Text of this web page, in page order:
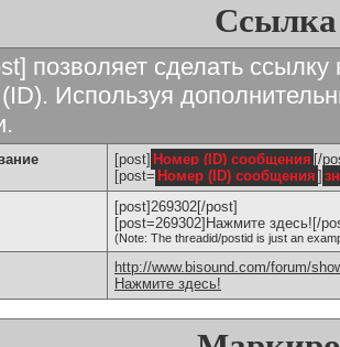
Ссылка
позволяет сделать
Используя
[post] Номер (ID) сообщения [/
[post= Номер (ID) сообщения ]
[post]269302[/post]
[post=269302]Нажмите здесь![/
(Note: The threadid/postid is just an
http://www.bisound.com/forum/
Нажмите здесь!